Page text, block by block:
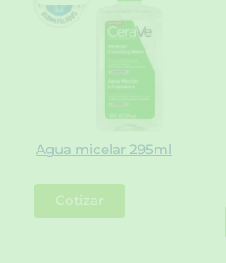
Agua micelar 295ml
Cotizar